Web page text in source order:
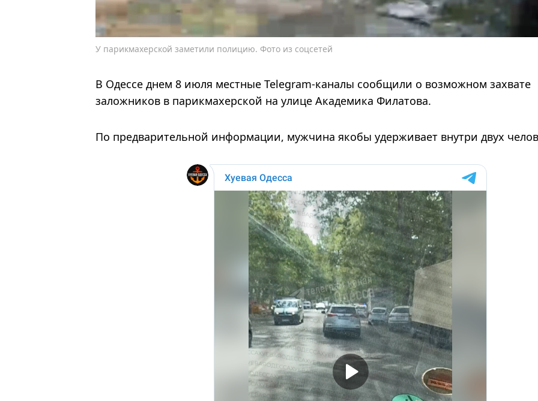
У парикмахерской заметили полицию. Фото из соцсетей
В Одессе днем ​​8 июля местные Telegram-каналы сообщили о возможном захвате
заложников в парикмахерской на улице Академика Филатова.
По предварительной информации, мужчина якобы удерживает внутри двух